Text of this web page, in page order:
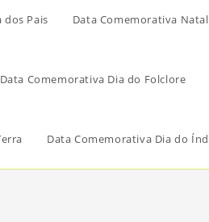
dos Pais Data Comemorativa Natal
Data Comemorativa Dia do Folclore
Data Comemorativa Dia do